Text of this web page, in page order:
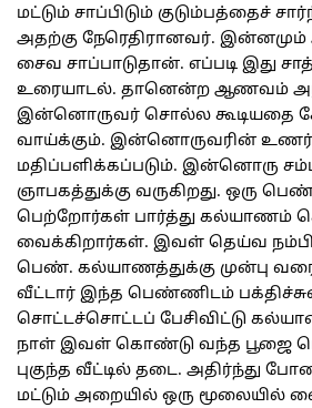
மட்டும் சாப்பிடும் குடும்பத்தைச்
அதற்கு நேரெதிரானவர். இன்னமும்
சைவ சாப்பாடுதான். எப்படி இது
உரையாடல். தானென்ற ஆணவம்
இன்னொருவர் சொல்ல கூடியதை
வாய்க்கும். இன்னொருவரின்
மதிப்பளிக்கப்படும். இன்னொரு
ஞாபகத்துக்கு வருகிறது. ஒரு
பெற்றோர்கள் பார்த்து கல்யாணம்
வைக்கிறார்கள். இவள் தெய்வ
பெண். கல்யாணத்துக்கு முன்பு
வீட்டார் இந்த பெண்ணிடம்
சொட்டச்சொட்டப் பேசிவிட்டு
நாள் இவள் கொண்டு வந்த பூஜை
புகுந்த வீட்டில் தடை. அதிர்ந்து
மட்டும் அறையில் ஒரு